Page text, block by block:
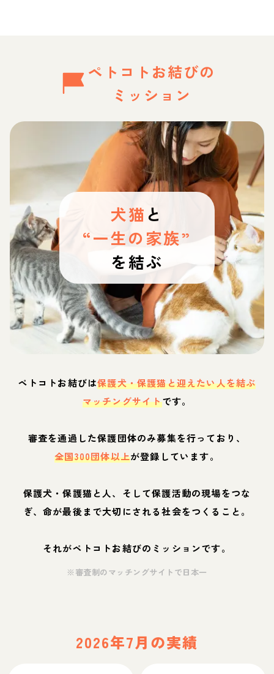
ペトコトお結びの
ミッション
犬猫 と
“一生の家族”
を結ぶ
ペトコトお結びは保護犬・保護猫と迎えたい人を結ぶ
マッチングサイトです。
審査を通過した保護団体のみ募集を行っており、
全国300団体以上が登録しています。
保護犬・保護猫と人、そして保護活動の現場をつな
ぎ、命が最後まで大切にされる社会をつくること。
それがペトコトお結びのミッションです。
※審査制のマッチングサイトで日本一
2026年7月の実績